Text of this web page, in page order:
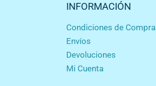
INFORMACIÓN
Condiciones de Compra
Envíos
Devoluciones
Mi Cuenta